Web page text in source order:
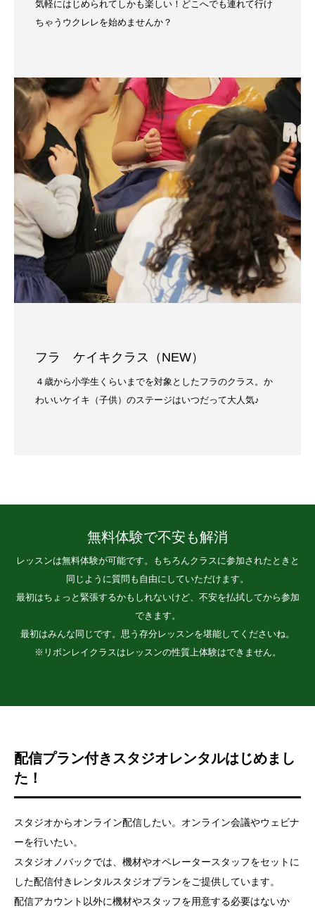
気軽にはじめられてしかも楽しい！どこへでも連れて行け
ちゃうウクレレを始めませんか？
フラ ケイキクラス（NEW）
４歳から小学生くらいまでを対象としたフラのクラス。か
わいいケイキ（子供）のステージはいつだって大人気♪
無料体験で不安も解消
レッスンは無料体験が可能です。もちろんクラスに参加されたときと
同じように質問も自由にしていただけます。
最初はちょっと緊張するかもしれないけど、不安を払拭してから参加
できます。
最初はみんな同じです。思う存分レッスンを堪能してくださいね。
※リボンレイクラスはレッスンの性質上体験はできません。
配信プラン付きスタジオレンタルはじめまし
た！
スタジオからオンライン配信したい。オンライン会議やウェビナ
ーを行いたい。
スタジオノバックでは、機材やオペレータースタッフをセットに
した配信付きレンタルスタジオプランをご提供しています。
配信アカウント以外に機材やスタッフを用意する必要はないか